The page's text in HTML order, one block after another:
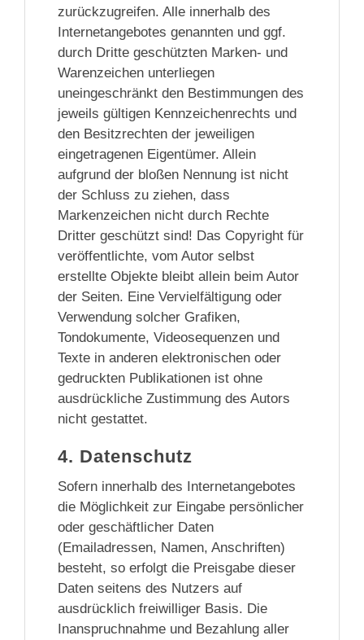
zurückzugreifen. Alle innerhalb des
Internetangebotes genannten und ggf.
durch Dritte geschützten Marken- und
Warenzeichen unterliegen
uneingeschränkt den Bestimmungen des
jeweils gültigen Kennzeichenrechts und
den Besitzrechten der jeweiligen
eingetragenen Eigentümer. Allein
aufgrund der bloßen Nennung ist nicht
der Schluss zu ziehen, dass
Markenzeichen nicht durch Rechte
Dritter geschützt sind! Das Copyright für
veröffentlichte, vom Autor selbst
erstellte Objekte bleibt allein beim Autor
der Seiten. Eine Vervielfältigung oder
Verwendung solcher Grafiken,
Tondokumente, Videosequenzen und
Texte in anderen elektronischen oder
gedruckten Publikationen ist ohne
ausdrückliche Zustimmung des Autors
nicht gestattet.
4. Datenschutz
Sofern innerhalb des Internetangebotes
die Möglichkeit zur Eingabe persönlicher
oder geschäftlicher Daten
(Emailadressen, Namen, Anschriften)
besteht, so erfolgt die Preisgabe dieser
Daten seitens des Nutzers auf
ausdrücklich freiwilliger Basis. Die
Inanspruchnahme und Bezahlung aller